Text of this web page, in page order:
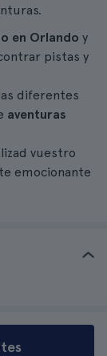
en Orlando y
pistas y
diferentes
aventuras
vuestro
emocionante